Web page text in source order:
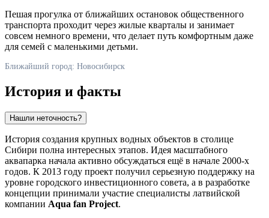
Пешая прогулка от ближайших остановок общественного
транспорта проходит через жилые кварталы и занимает
совсем немного времени, что делает путь комфортным даже
для семей с маленькими детьми.
Ближайший город: Новосибирск
История и факты
Нашли неточность?
История создания крупных водных объектов в столице
Сибири полна интересных этапов. Идея масштабного
аквапарка начала активно обсуждаться ещё в начале 2000-х
годов. К 2013 году проект получил серьезную поддержку на
уровне городского инвестиционного совета, а в разработке
концепции принимали участие специалисты латвийской
компании Aqua fan Project.